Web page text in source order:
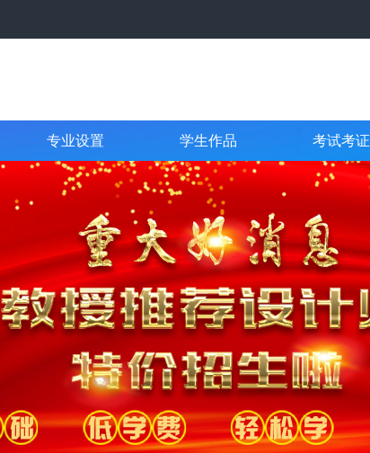
专业设置 学生作品 考试考证